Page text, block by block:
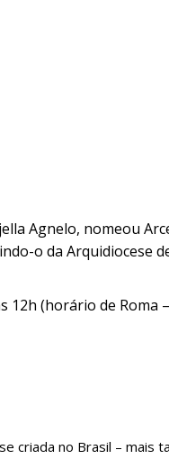
Agnelo, nomeou
o da Arquidiocese
12h (horário de Roma
criada no Brasil – mais